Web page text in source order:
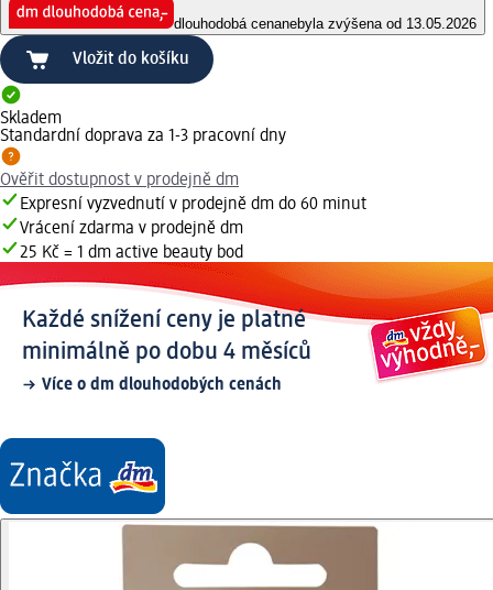
dlouhodobá cenanebyla zvýšena od 13.05.2026
Vložit do košíku
Skladem
Standardní doprava za 1-3 pracovní dny
Ověřit dostupnost v prodejně dm
Expresní vyzvednutí v prodejně dm do 60 minut
Vrácení zdarma v prodejně dm
25 Kč = 1 dm active beauty bod
Každé snížení ceny je platné
minimálně po dobu 4 měsíců
Více o dm dlouhodobých cenách